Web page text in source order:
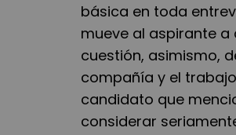
básica en toda
mueve al aspirante
cuestión, asimismo,
compañía y el
candidato que
considerar